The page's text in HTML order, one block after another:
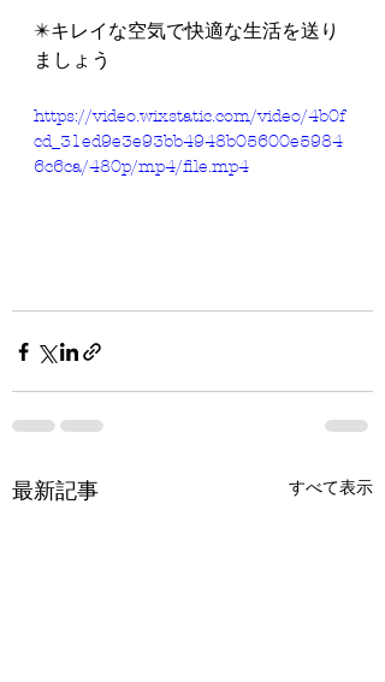
✴️キレイな空気で快適な生活を送り
ましょう
https://video.wixstatic.com/video/4b0f
cd_31ed9e3e93bb4948b05600e5984
6c6ca/480p/mp4/file.mp4
最新記事 すべて表示